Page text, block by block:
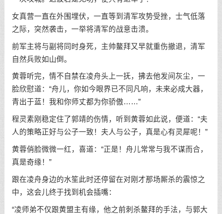
女真营一直在外围埋伏，一直等到清军攻势受挫，士气低落
之际，突然袭击，一举将清军的战意击溃。
前军主将与副将同时身死，主帅鳌拜又早就重伤撤退，清军
自然兵败如山倒。
黄蓉听完，情不自禁在凌舟头上一抚，拂去他发间灰尘，一
脸欣慰道：“舟儿，你如今眼界已不同凡响，未来必成大器，
青出于蓝！我和你师丈都为你骄傲……”
程灵素刚稳定住了郭靖的伤情，听到黄蓉如此说，便道：“夫
人的策略正好与公子一致！夫人与公子，真是心有灵犀呢！”
黄蓉俏脸微微一红，喜道：“正是！舟儿常常与我不谋而合，
真是奇缘！”
跟在凌舟身边的水笙此时还停留在对刚才那场厮杀的震惊之
中，这会儿终于找到机会插嘴：
“凌师弟不仅跟黄盟主有缘，他之前刺杀鳌拜的手法，与郭大